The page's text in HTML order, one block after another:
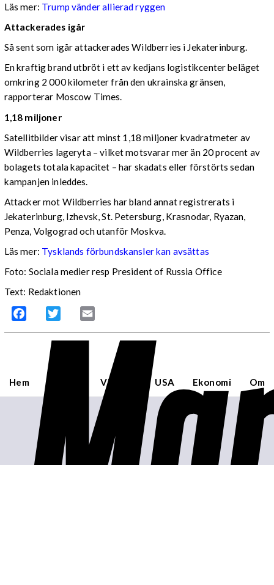
Läs mer: Trump vänder allierad ryggen
Attackerades igår
Så sent som igår attackerades Wildberries i Jekaterinburg.
En kraftig brand utbröt i ett av kedjans logistikcenter beläget
omkring 2 000 kilometer från den ukrainska gränsen,
rapporterar Moscow Times.
1,18 miljoner
Satellitbilder visar att minst 1,18 miljoner kvadratmeter av
Wildberries lageryta – vilket motsvarar mer än 20 procent av
bolagets totala kapacitet – har skadats eller förstörts sedan
kampanjen inleddes.
Attacker mot Wildberries har bland annat registrerats i
Jekaterinburg, Izhevsk, St. Petersburg, Krasnodar, Ryazan,
Penza, Volgograd och utanför Moskva.
Läs mer: Tysklands förbundskansler kan avsättas
Foto: Sociala medier resp President of Russia Office
Text: Redaktionen
Facebook Twitter
Hem Världen USA Ekonomi Om